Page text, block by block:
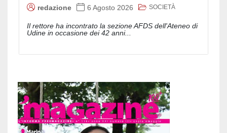
redazione 6 Agosto 2026 SOCIETÀ
Il rettore ha incontrato la sezione AFDS dell'Ateneo di
Udine in occasione dei 42 anni...